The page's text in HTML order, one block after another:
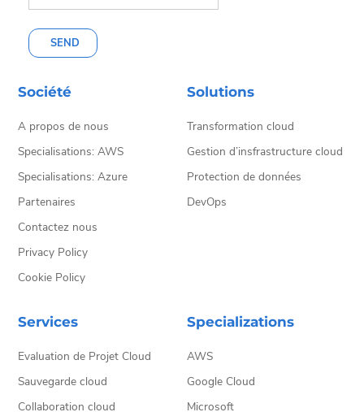
SEND
Société
A propos de nous
Specialisations: AWS
Specialisations: Azure
Partenaires
Contactez nous
Privacy Policy
Cookie Policy
Solutions
Transformation cloud
Gestion d’insfrastructure cloud
Protection de données
DevOps
Services
Evaluation de Projet Cloud
Sauvegarde cloud
Collaboration cloud
Specializations
AWS
Google Cloud
Microsoft